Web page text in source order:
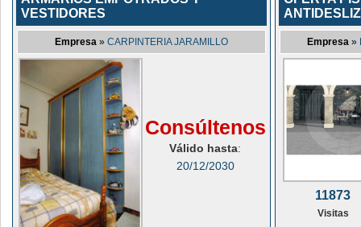
VESTIDORES
Empresa » CARPINTERIA JARAMILLO
Consúltenos
Válido hasta:
20/12/2030
Empresa »
11873
Visitas